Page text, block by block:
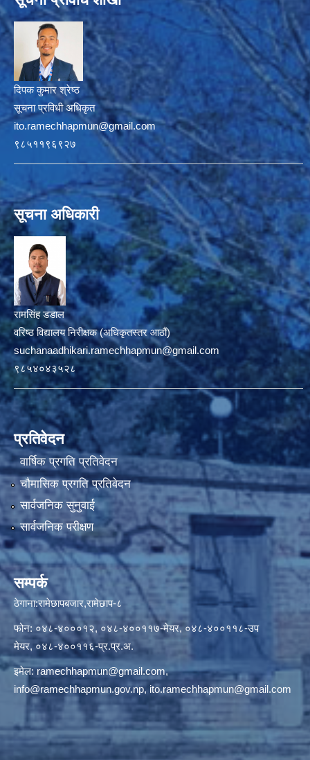
दिपक कुमार श्रेष्ठ
सूचना प्रविधी अधिकृत
ito.ramechhapmun@gmail.com
९८५११९६९२७
सूचना अधिकारी
रामसिंह डडाल
वरिष्ठ विद्यालय निरीक्षक (अधिकृतस्तर आठौं)
suchanaadhikari.ramechhapmun@gmail.com
९८५४०४३५२८
प्रतिवेदन
वार्षिक प्रगति प्रतिवेदन
चौमासिक प्रगति प्रतिवेदन
सार्वजनिक सुनुवाई
सार्वजनिक परीक्षण
सम्पर्क
ठेगाना:रामेछापबजार,रामेछाप-८
फोन: ०४८-४०००१२, ०४८-४००११७-मेयर, ०४८-४००११८-उप
मेयर, ०४८-४००११६-प्र.प्र.अ.
इमेल:ramechhapmun@gmail.com,
info@ramechhapmun.gov.np,ito.ramechhapmun@gmail.com